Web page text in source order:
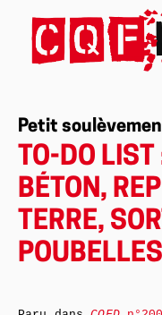
Petit
TO-DO
BÉTON,
TERRE,
POUBELLES